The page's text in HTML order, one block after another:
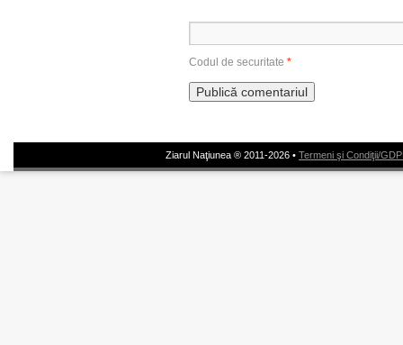
Codul de securitate *
Ziarul Naţiunea ® 2011-2026 • Termeni şi Condiţii/